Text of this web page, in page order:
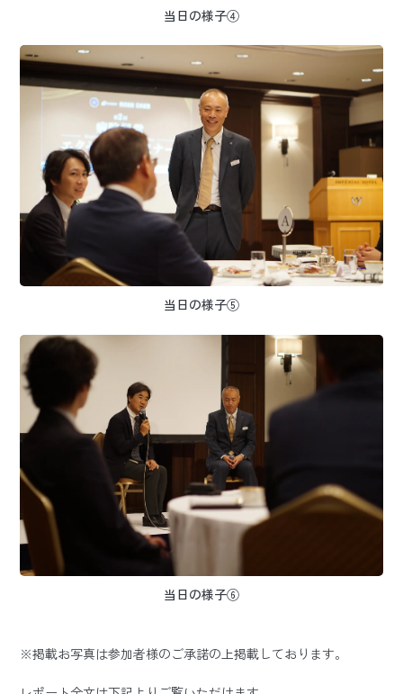
当日の様子④
当日の様子⑤
当日の様子⑥
※掲載お写真は参加者様のご承諾の上掲載しております。